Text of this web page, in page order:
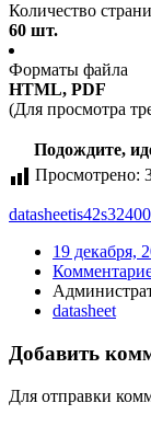
Количество
60 шт.
Форматы файла
HTML, PDF
(Для просмотра
Подождите,
Просмотрено:
datasheet
19 декабря,
datasheet
Добавить
Для отправки